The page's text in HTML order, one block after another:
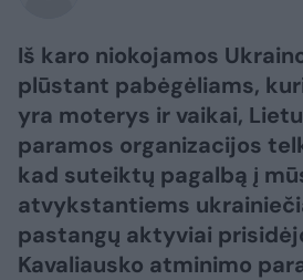
Iš karo niokojamos
plūstant pabėgėliams,
yra moterys ir vaikai,
paramos organizacijos
kad suteiktų pagalbą į
atvykstantiems
pastangų aktyviai
Kavaliausko atminimo